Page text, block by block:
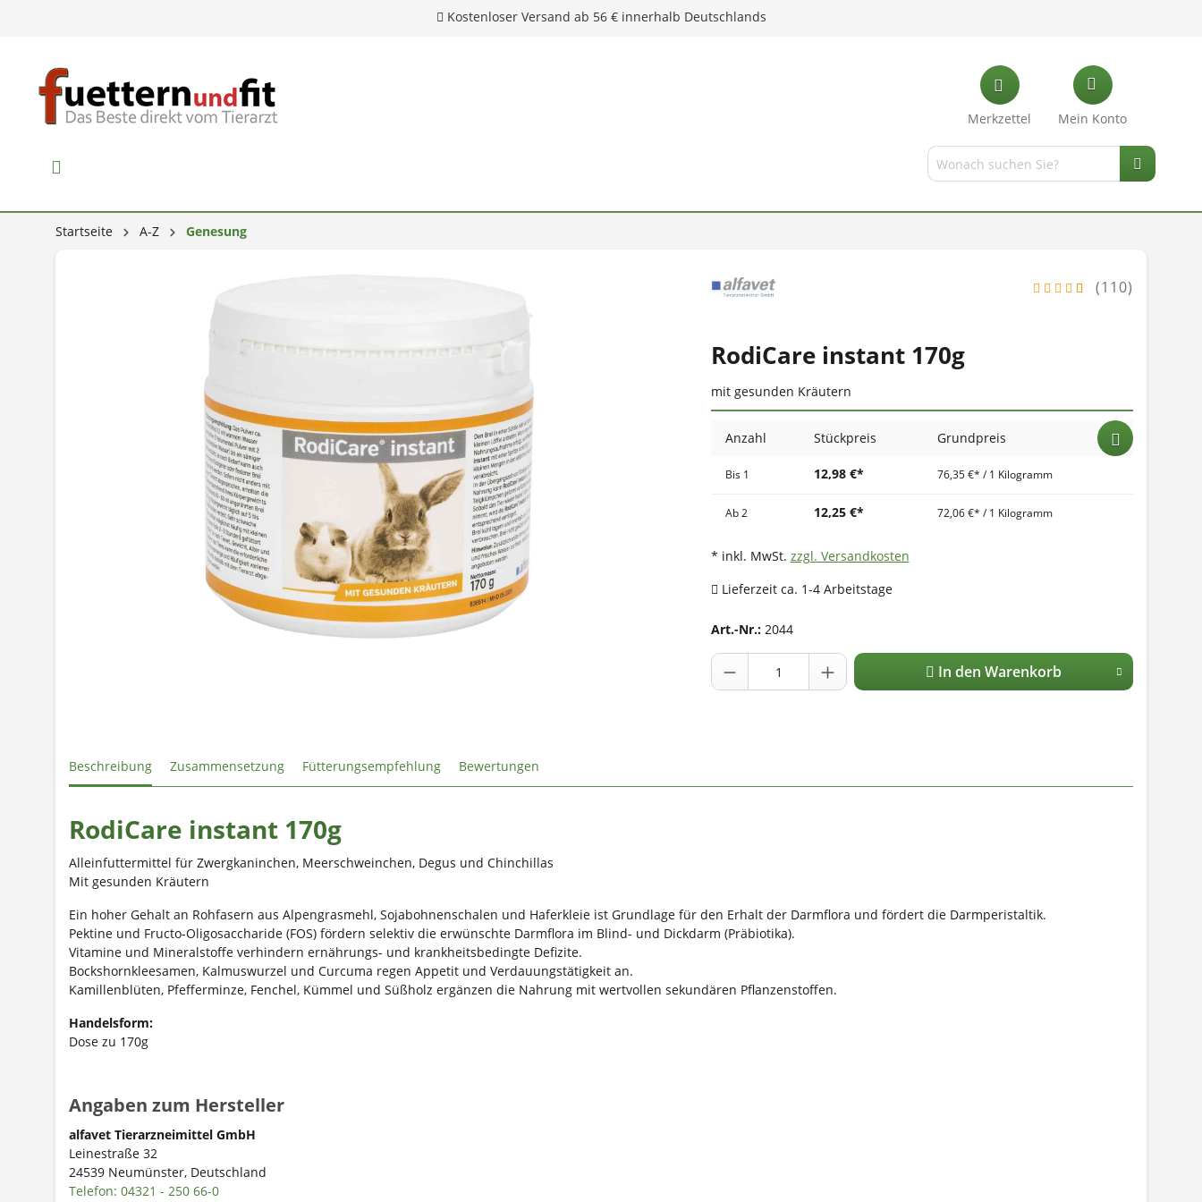
Kostenloser Versand ab 56 € innerhalb Deutschlands
Merkzettel Mein Konto
Startseite A-Z Genesung
(110)
RodiCare instant 170g
mit gesunden Kräutern
Anzahl Stückpreis Grundpreis
Bis 1 12,98 €* 76,35 €* / 1 Kilogramm
Ab2 12,25 €* 72,06 €* / 1 Kilogramm
* inkl. MwSt. zzgl. Versandkosten
Lieferzeit ca. 1-4 Arbeitstage
Art.-Nr.: 2044
In den Warenkorb
Beschreibung Zusammensetzung Fütterungsempfehlung Bewertungen
RodiCare instant 170g
Alleinfuttermittel für Zwergkaninchen, Meerschweinchen, Degus und Chinchillas
Mit gesunden Kräutern
Ein hoher Gehalt an Rohfasern aus Alpengrasmehl, Sojabohnenschalen und Haferkleie ist Grundlage für den Erhalt der Darmflora und fördert die Darmperistaltik.
Pektine und Fructo-Oligosaccharide (FOS) fördern selektiv die erwünschte Darmflora im Blind- und Dickdarm (Präbiotika).
Vitamine und Mineralstoffe verhindern ernährungs- und krankheitsbedingte Defizite.
Bockshornkleesamen, Kalmuswurzel und Curcuma regen Appetit und Verdauungstätigkeit an.
Kamillenblüten, Pfefferminze, Fenchel, Kümmel und Süßholz ergänzen die Nahrung mit wertvollen sekundären Pflanzenstoffen.
Handelsform:
Dose zu 170g
Angaben zum Hersteller
alfavet Tierarzneimittel GmbH
Leinestraße 32
24539 Neumünster, Deutschland
Telefon: 04321 - 250 66-0